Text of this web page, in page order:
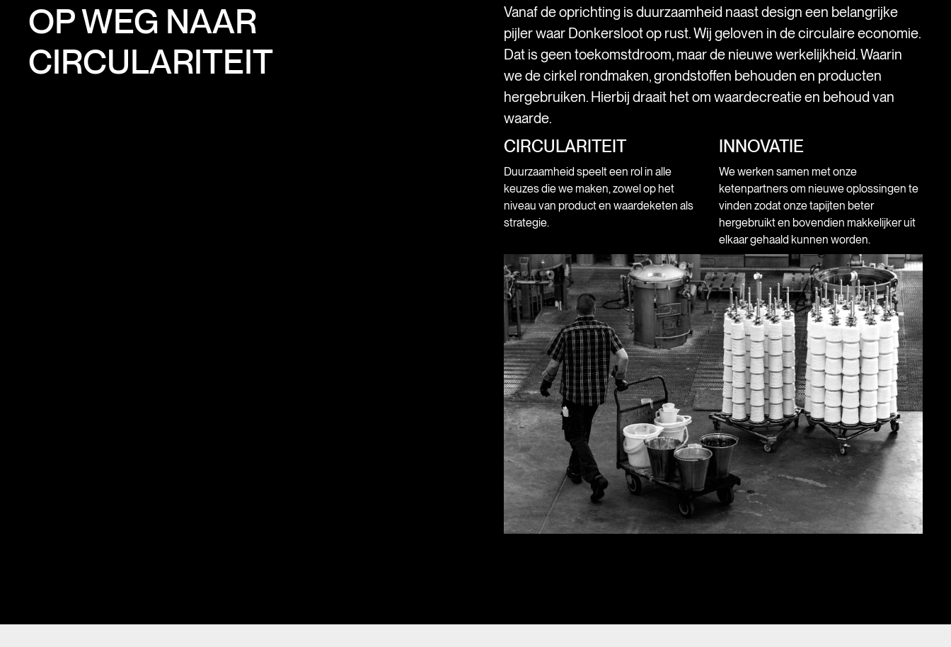
OP WEG NAAR
CIRCULARITEIT
Vanaf de oprichting is duurzaamheid naast design een belangrijke
pijler waar Donkersloot op rust. Wij geloven in de circulaire economie.
Dat is geen toekomstdroom, maar de nieuwe werkelijkheid. Waarin
we de cirkel rondmaken, grondstoffen behouden en producten
hergebruiken. Hierbij draait het om waardecreatie en behoud van
waarde.
CIRCULARITEIT
Duurzaamheid speelt een rol in alle
keuzes die we maken, zowel op het
niveau van product en waardeketen als
strategie.
INNOVATIE
We werken samen met onze
ketenpartners om nieuwe oplossingen te
vinden zodat onze tapijten beter
hergebruikt en bovendien makkelijker uit
elkaar gehaald kunnen worden.